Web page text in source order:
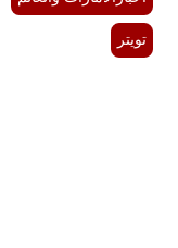
تويتر